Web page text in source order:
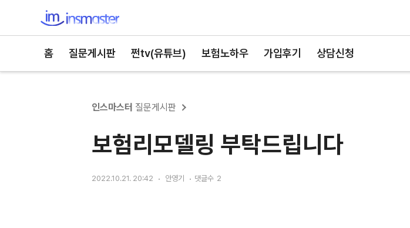
홈 질문게시판 쩐tv(유튜브) 보험노하우 가입후기 상담신청
인스마스터 질문게시판
보험리모델링 부탁드립니다
2022.10.21. 20:42 안영기 댓글수 2